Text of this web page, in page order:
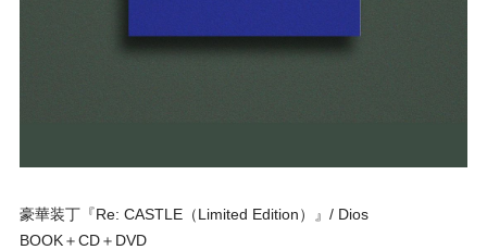
豪華装丁『Re: CASTLE（Limited Edition）』/ Dios
BOOK＋CD＋DVD